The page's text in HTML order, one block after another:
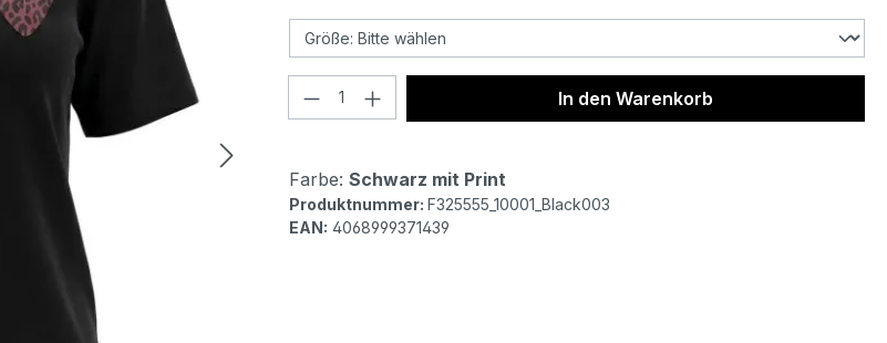
Produkt Anzahl: Gib den gewünschten Wert
In den Warenkorb
Farbe: Schwarz mit Print
Produktnummer: F325555_10001_Black003
EAN: 4068999371439